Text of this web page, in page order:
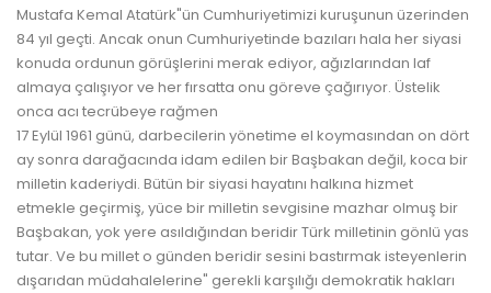
Mustafa Kemal Atatürk"ün Cumhuriyetimizi kuruşunun üzerinden
84 yıl geçti. Ancak onun Cumhuriyetinde bazıları hala her siyasi
konuda ordunun görüşlerini merak ediyor, ağızlarından laf
almaya çalışıyor ve her fırsatta onu göreve çağırıyor. Üstelik
onca acı tecrübeye rağmen
17 Eylül 1961 günü, darbecilerin yönetime el koymasından on dört
ay sonra darağacında idam edilen bir Başbakan değil, koca bir
milletin kaderiydi. Bütün bir siyasi hayatını halkına hizmet
etmekle geçirmiş, yüce bir milletin sevgisine mazhar olmuş bir
Başbakan, yok yere asıldığından beridir Türk milletinin gönlü yas
tutar. Ve bu millet o günden beridir sesini bastırmak isteyenlerin
dışarıdan müdahalelerine" gerekli karşılığı demokratik hakları